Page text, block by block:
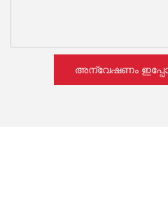
അന്വേഷണം